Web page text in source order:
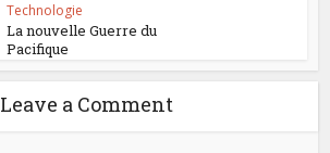
Technologie
La nouvelle Guerre du
Pacifique
Leave a Comment